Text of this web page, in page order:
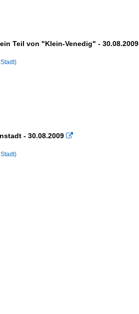
Teil von "Klein-Venedig" - 30.08.2009
- 30.08.2009 